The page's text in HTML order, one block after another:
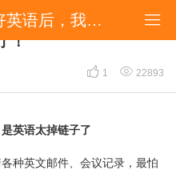

【外企真相】学好英语后，我发现连同事说话都更温柔了！
我发现连同事说话都更
！
 1  22893
英语太掉链子了
种英文邮件、会议记录，最怕